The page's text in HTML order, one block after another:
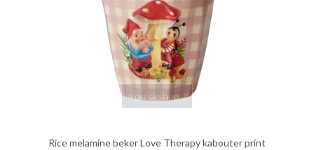
quickshop
Rice melamine beker Love Therapy kabouter print